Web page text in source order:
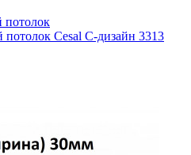
потолок
Cesal C-дизайн 3313